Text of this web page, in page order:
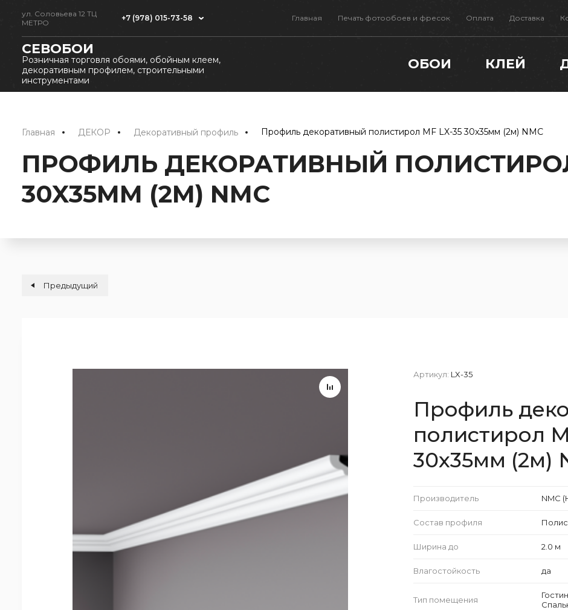
ул. Соловьева 12 ТЦ
МЕТРО
+7 (978) 015-73-58 Главная Печать фотообоев и фресок Оплата Доставка
СЕВОБОИ
Розничная торговля обоями, обойным клеем,
декоративным профилем, строительными
инструментами
ОБОИ КЛЕЙ
Главная ДЕКОР Декоративный профиль Профиль декоративный полистирол MF LX-35 30x35мм (2м) NMC
ПРОФИЛЬ ДЕКОРАТИВНЫЙ ПОЛИСТИРОЛ
30X35ММ (2М) NMC
Предыдущий
Артикул: LX-35
Профиль
полистирол
30x35мм (2м)
Производитель NMC
Состав профиля
Ширина до 2.0 м
Влагостойкость да
Тип помещения